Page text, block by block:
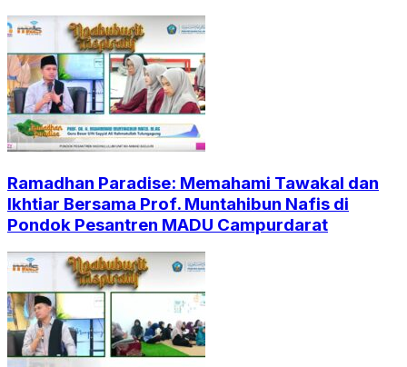
Ramadhan Paradise: Memahami Tawakal dan
Ikhtiar Bersama Prof. Muntahibun Nafis di
Pondok Pesantren MADU Campurdarat